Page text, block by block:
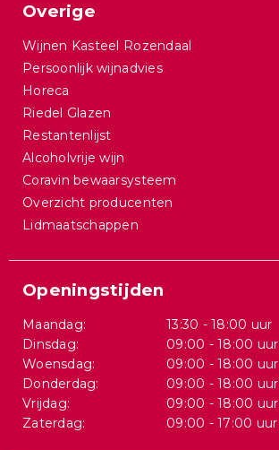
Overige
Wijnen Kasteel Rozendaal
Persoonlijk wijnadvies
Horeca
Riedel Glazen
Restantenlijst
Alcoholvrije wijn
Coravin bewaarsysteem
Overzicht producenten
Lidmaatschappen
Openingstijden
Maandag:
13:30 - 18:00 uur
Dinsdag:
09:00 - 18:00 uur
Woensdag:
09:00 - 18:00 uur
Donderdag:
09:00 - 18:00 uur
Vrijdag:
09:00 - 18:00 uur
Zaterdag:
09:00 - 17:00 uur